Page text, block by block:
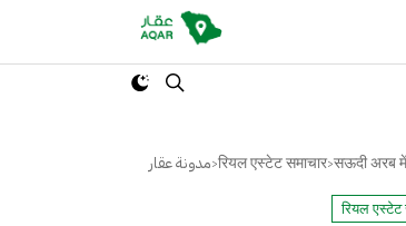
مدونة عقار>रियल एस्टेट समाचार>सऊदी अरब
रियल एस्टेट